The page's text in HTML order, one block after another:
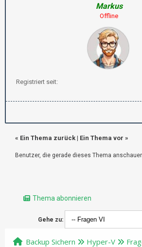
Markus
Offline
Registriert seit:
« Ein Thema zurück | Ein Thema vor »
Benutzer, die gerade dieses Thema
Thema abonnieren
Gehe zu:
Backup Sichern Hyper-V